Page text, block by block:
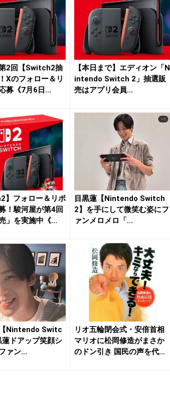
2回【Switch2抽
Xのフォロー＆リ
募《7月6日...
【本日まで】エディオン「N
intendo Switch 2」抽選販
売はアプリ会員...
】フォロー＆リポ
！駿河屋が第4回
」を実施中《...
目黒蓮【Nintendo Switch
2】を手にして微笑む姿にフ
ァンメロメロ「...
Nintendo Switc
ドアップ笑顔シ
ァン...
リオ五輪閉会式・安倍首相
マリオに松岡修造がまさか
のドン引き 国民の声を代